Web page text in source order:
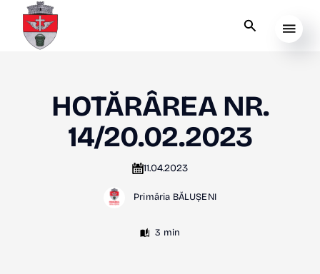
HOTĂRÂREA NR.
14/20.02.2023
11.04.2023
Primăria BĂLUȘENI
3 min